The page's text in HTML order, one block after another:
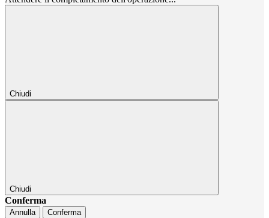
Chiudi
Chiudi
Conferma
Annulla Conferma